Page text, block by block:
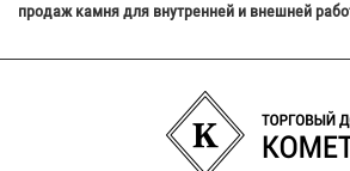
продаж камня для внутренней и внешней